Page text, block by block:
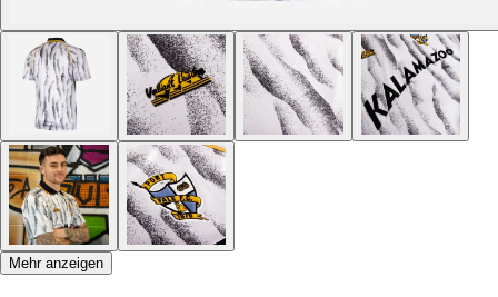
Mehr anzeigen